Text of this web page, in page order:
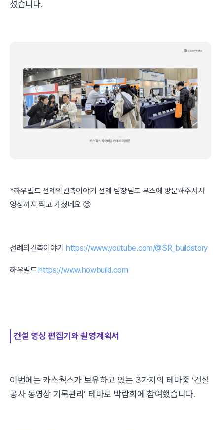
셨습니다.
*하우빌드 선례의건축이야기 선례 팀장님도 부스에 방문해주셔서
영상까지 찍고 가셨네요 😊
선례의건축이야기https://www.youtube.com/@SR_buildstory
하우빌드https://www.howbuild.com
건설 영상 편집기와 촬영계획서
이번에는 카스웍스가 보유하고 있는 3가지의 테마중 ‘건설
공사 동영상 기록관리’ 테마로 박람회에 참여했습니다.